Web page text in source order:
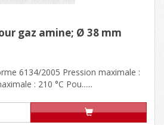
gaz amine; Ø 38 mm
6134/2005 Pression maximale :
: 210 °C Pou......